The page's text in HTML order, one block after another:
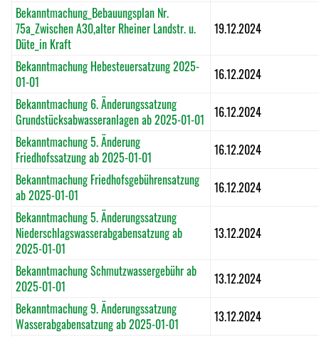
Bekanntmachung_Bebauungsplan Nr.
75a_Zwischen A30,alter Rheiner Landstr. u.
Düte_in Kraft
19.12.2024
Bekanntmachung Hebesteuersatzung 2025-
01-01
16.12.2024
Bekanntmachung 6. Änderungssatzung
Grundstücksabwasseranlagen ab 2025-01-01
16.12.2024
Bekanntmachung 5. Änderung
Friedhofssatzung ab 2025-01-01
16.12.2024
Bekanntmachung Friedhofsgebührensatzung
ab 2025-01-01
16.12.2024
Bekanntmachung 5. Änderungssatzung
Niederschlagswasserabgabensatzung ab
2025-01-01
13.12.2024
Bekanntmachung Schmutzwassergebühr ab
2025-01-01
13.12.2024
Bekanntmachung 9. Änderungssatzung
Wasserabgabensatzung ab 2025-01-01
13.12.2024